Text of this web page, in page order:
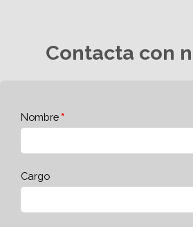
Contacta con
Nombre
Cargo